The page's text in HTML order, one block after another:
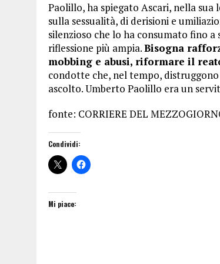
Paolillo, ha spiegato Ascari, nella
sulla sessualità, di derisioni e
silenzioso che lo ha consumato fino a
riflessione più ampia.Bisogna
mobbing e abusi, riformare il
condotte che, nel tempo,
ascolto. Umberto Paolillo era un
fonte: CORRIERE DEL
Condividi:
Mi piace: